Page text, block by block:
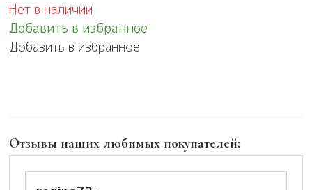
Нет в наличии
Добавить в избранное
Добавить в избранное
Отзывы наших любимых покупателей: